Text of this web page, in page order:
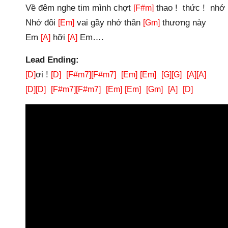
Về đêm nghe tim mình chợt [F#m] thao ! thức ! nhớ
Nhớ đôi [Em] vai gầy nhớ thân [Gm] thương này
Em [A] hỡi [A] Em….
Lead Ending:
[D]ơi ! [D] [F#m7] [F#m7] [Em] [Em] [G] [G] [A] [A]
[D] [D] [F#m7] [F#m7] [Em] [Em] [Gm] [A] [D]